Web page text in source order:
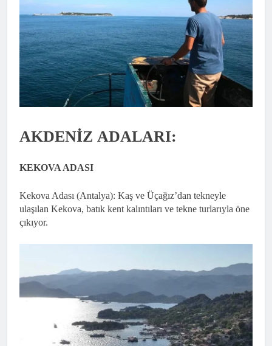
AKDENİZ ADALARI:
KEKOVA ADASI
Kekova Adası (Antalya): Kaş ve Üçağız’dan tekneyle
ulaşılan Kekova, batık kent kalıntıları ve tekne turlarıyla öne
çıkıyor.